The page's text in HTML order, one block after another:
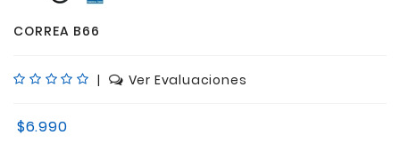
CORREA B66
| Ver Evaluaciones
$6.990